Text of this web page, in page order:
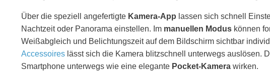
Über die speziell angefertigte Kamera-App lassen sich schnell
Nachtzeit oder Panorama einstellen. Im manuellen Modus können
Weißabgleich und Belichtungszeit auf dem Bildschirm sichtbar
Accessoires lässt sich die Kamera blitzschnell unterwegs auslösen.
Smartphone unterwegs wie eine elegante Pocket-Kamera wirken.